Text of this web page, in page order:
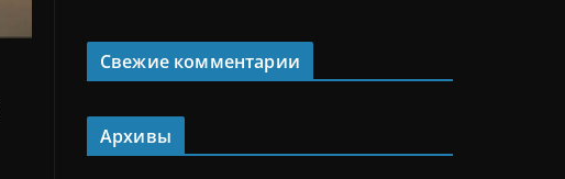
Свежие комментарии
Архивы